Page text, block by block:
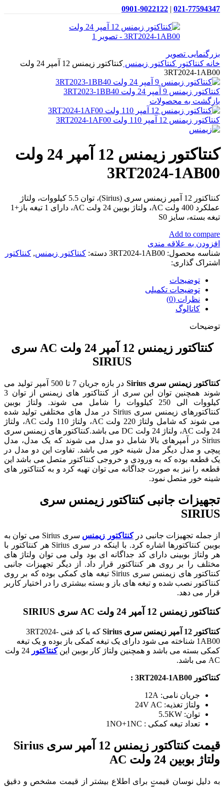
021-77594347
|
0901-9022122
بزرگنمایی تصویر
خانه کنتاکتور کنتاکتور زیمنس
کنتاکتور زیمنس 12 آمپر 24 ولت
3RT2024-1AB00
کنتاکتور زیمنس 9 آمپر 24 ولت 3RT2023-1BB40
بازگشت به محصولات
کنتاکتور زیمنس 12 آمپر 110 ولت 3RT2024-1AF00
کنتاکتور زیمنس 12 آمپر 24 ولت
3RT2024-1AB00
کنتاکتور 12 آمپر زیمنس سری (Sirius)، توان 5.5 کیلووات، ولتاژ
عملکرد 400 ولت AC، ولتاژ بوبین 24 ولت AC، دارای 1 تیغه باز+1
تیغه بسته، سایز S0
Add to compare
افزودن به علاقه مندی
شناسه محصول: 3RT2024-1AB00 دسته: کنتاکتور زیمنس, کنتاکتور
اشتراک گذاری:
توضیحات
توضیحات تکمیلی
نظرات (0)
کاتالوگ
توضیحات
کنتاکتور زیمنس 12 آمپر 24 ولت AC سری
SIRIUS
کنتاکتور زیمنس سری Sirius
در بازه جریان 7 تا 500 آمپر تولید می
شوند همچنین توان این سری از کنتاکتور های زیمنس از توان 3
کیلووات الی 250 کیلووات را شامل می شوند. ولتاژ بوبین
کنتاکتورهای زیمنس سری Sirius در مدل های مختلفی تولید شده
می شوند که شامل ولتاژ 220 ولت AC، ولتاژ 110 ولت AC، ولتاژ
24 ولت AC، ولتاژ 24 ولت DC می باشد.کنتاکتور های زیمنس سری
Sirius در آمپرهای بالا شامل دو مدل می شوند که یک مدل، مدل
پیچی و مدل دیگر مدل شینه خور می باشد. تفاوت این دو مدل در
یک قطعه بوده که به ورودی و خروجی کنتاکتور متصل می باشد این
قطعه را نیز به صورت جداگانه می توان تهیه کرد و به کنتاکتور های
شینه خور متصل نمود.
تجهیزات جانبی کنتاکتور زیمنس سری
SIRIUS
از جمله تجهیزات جانبی درکنتاکتور زیمنس
سری Sirius می توان به
بوبین کنتاکتورها اشاره کرد. با اینکه در سری Sirius هر کنتاکتور با
هر ولتاژ بوبینی دارای کد جداگانه ای بود ولی می توان ولتاژ های
مختلف را بر روی هر کنتاکتور قرار داد. از دیگر تجهیزات جانبی
کنتاکتور های زیمنس سری Sirius تیغه های کمکی بوده که بر روی
کنتاکتور نصب شده و تیغه های باز و بسته بیشتری را در اختیار کاربر
قرار می دهد.
کنتاکتور زیمنس 12 آمپر 24 ولت AC سری SIRIUS
کنتاکتور 12 آمپر زیمنس سری Sirius
که با کد فنی 3RT2024-
1AB00 شناخته می شود دارای یک تیغه کمکی باز بوده و یک تیغه
کمکی بسته می باشد و همچنین ولتاژ کار بوبین اینکنتاکتور
24 ولت
AC می باشد.
کنتاکتور 3RT2024-1AB00 :
جریان نامی: 12A
ولتاژ تغذیه: 24V AC
توان: 5.5KW
تعداد تیغه کمکی : 1NO+1NC
قیمت کنتاکتور زیمنس 12 آمپر سری Sirius
ولتاژ بوبین 24 ولت AC
به دلیل نوسان قیمت برای اطلاع بیشتر از قیمت مشخص و دقیق